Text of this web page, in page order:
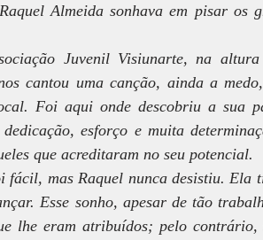
Almeida sonhava em pisar os
Juvenil Visiunarte, na
cantou uma canção, ainda a
Foi aqui onde descobriu a sua
esforço e muita
que acreditaram no seu potencial.
fácil, mas Raquel nunca desistiu. Ela
Esse sonho, apesar de tão
lhe eram atribuídos; pelo contrário,